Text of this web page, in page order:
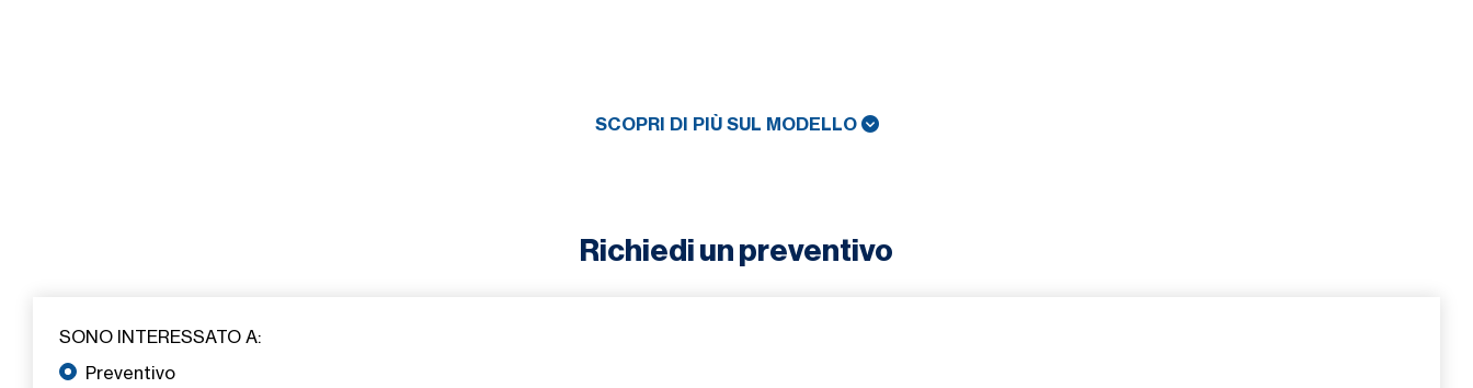
SCOPRI DI PIÙ SUL MODELLO
Richiedi un preventivo
SONO INTERESSATO A:
Preventivo